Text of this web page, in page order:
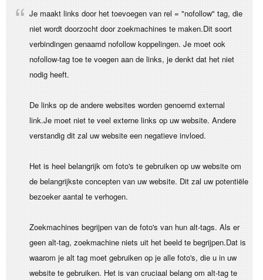
Je maakt links door het toevoegen van rel = "nofollow" tag, die
niet wordt doorzocht door zoekmachines te maken.Dit soort
verbindingen genaamd nofollow koppelingen. Je moet ook
nofollow-tag toe te voegen aan de links, je denkt dat het niet
nodig heeft.
De links op de andere websites worden genoemd external
link.Je moet niet te veel externe links op uw website. Andere
verstandig dit zal uw website een negatieve invloed.
Het is heel belangrijk om foto's te gebruiken op uw website om
de belangrijkste concepten van uw website. Dit zal uw potentiële
bezoeker aantal te verhogen.
Zoekmachines begrijpen van de foto's van hun alt-tags. Als er
geen alt-tag, zoekmachine niets uit het beeld te begrijpen.Dat is
waarom je alt tag moet gebruiken op je alle foto's, die u in uw
website te gebruiken. Het is van cruciaal belang om alt-tag te